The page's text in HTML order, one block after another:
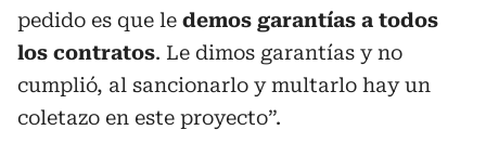
pedido es que le demos garantías a todos
los contratos. Le dimos garantías y no
cumplió, al sancionarlo y multarlo hay un
coletazo en este proyecto”.